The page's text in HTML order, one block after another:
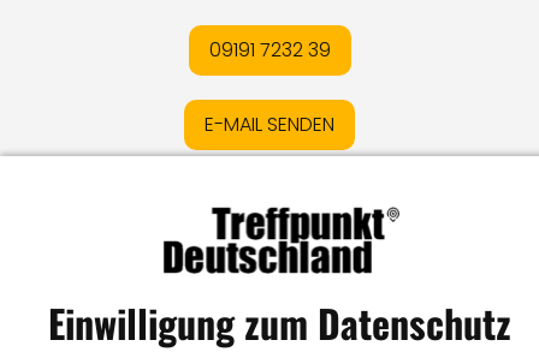
09191 7232 39
E-MAIL SENDEN
DatenschutzIOnline-Streitschlichtung
Mediadaten IKontakt I Vertrag widerrufen
© LW Medien GmbH
Einwilligung zum Datenschutz